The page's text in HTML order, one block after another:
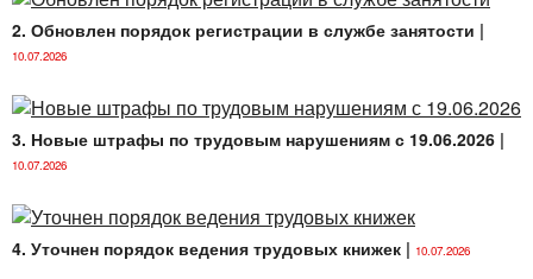
2. Обновлен порядок регистрации в службе занятости |
10.07.2026
3. Новые штрафы по трудовым нарушениям с 19.06.2026 |
10.07.2026
4. Уточнен порядок ведения трудовых книжек | 10.07.2026